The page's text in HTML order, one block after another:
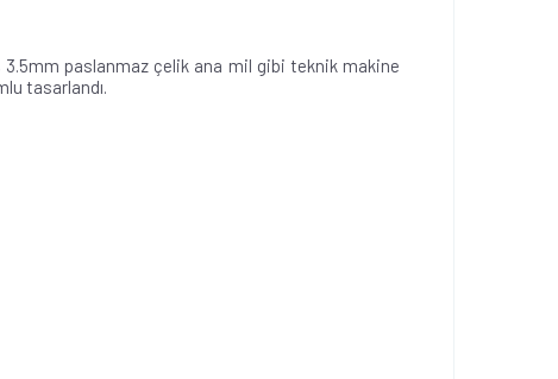
3.5mm paslanmaz çelik ana mil gibi teknik makine
tasarlandı.